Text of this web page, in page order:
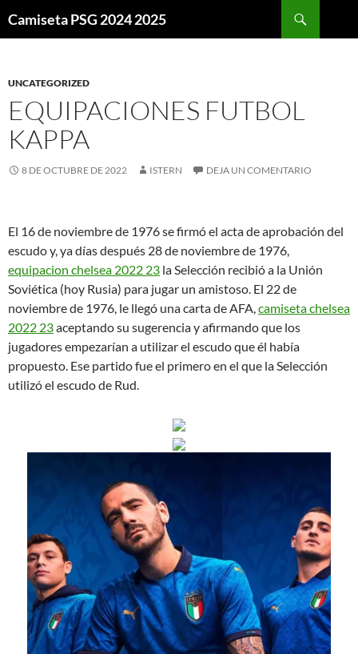
Camiseta PSG 2024 2025
UNCATEGORIZED
EQUIPACIONES FUTBOL
KAPPA
8 DE OCTUBRE DE 2022 ISTERN DEJA UN COMENTARIO
El 16 de noviembre de 1976 se firmó el acta de aprobación del
escudo y, ya días después 28 de noviembre de 1976,
equipacion chelsea 2022 23 la Selección recibió a la Unión
Soviética (hoy Rusia) para jugar un amistoso. El 22 de
noviembre de 1976, le llegó una carta de AFA,camiseta chelsea
2022 23aceptando su sugerencia y afirmando que los
jugadores empezarían a utilizar el escudo que él había
propuesto. Ese partido fue el primero en el que la Selección
utilizó el escudo de Rud.